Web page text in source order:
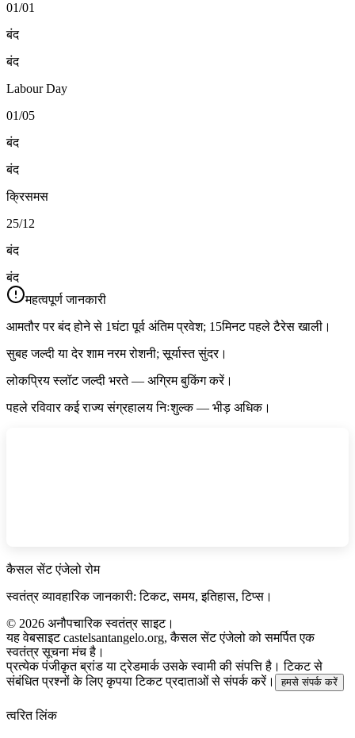
01/01
बंद
बंद
Labour Day
01/05
बंद
बंद
क्रिसमस
25/12
बंद
बंद
महत्वपूर्ण जानकारी
आमतौर पर बंद होने से 1घंटा पूर्व अंतिम प्रवेश; 15मिनट पहले टैरेस खाली।
सुबह जल्दी या देर शाम नरम रोशनी; सूर्यास्त सुंदर।
लोकप्रिय स्लॉट जल्दी भरते — अग्रिम बुकिंग करें।
पहले रविवार कई राज्य संग्रहालय निःशुल्क — भीड़ अधिक।
कैसल सेंट एंजेलो रोम
स्वतंत्र व्यावहारिक जानकारी: टिकट, समय, इतिहास, टिप्स।
© 2026 अनौपचारिक स्वतंत्र साइट।
यह वेबसाइट castelsantangelo.org, कैसल सेंट एंजेलो को समर्पित एक
स्वतंत्र सूचना मंच है।
प्रत्येक पंजीकृत ब्रांड या ट्रेडमार्क उसके स्वामी की संपत्ति है। टिकट से
संबंधित प्रश्नों के लिए कृपया टिकट प्रदाताओं से संपर्क करें।
हमसे संपर्क करें
त्वरित लिंक